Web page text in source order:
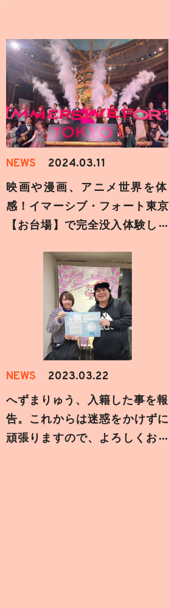
NEWS 2024.03.11
映画や漫画、アニメ世界を体
感！イマーシブ・フォート東京
【お台場】で完全没入体験して
NEWS 2023.03.22
へずまりゅう、入籍した事を報
告。これからは迷惑をかけずに
頑張りますので、よろしくお願